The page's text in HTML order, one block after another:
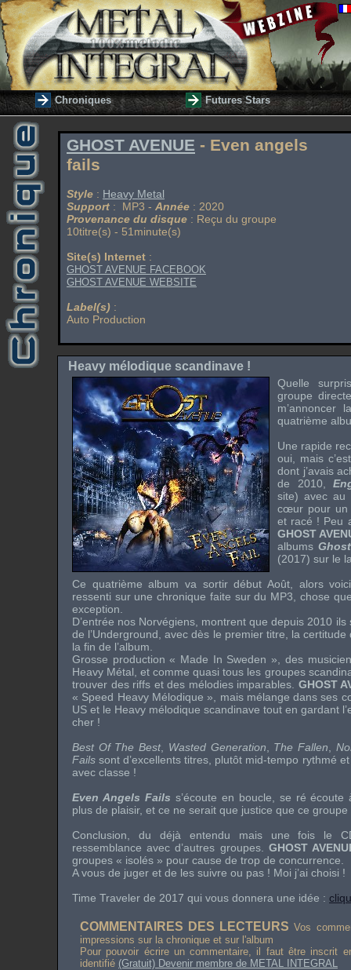
Chroniques Futures Stars
GHOST AVENUE - Even angels
fails
Style : Heavy Metal
Support : MP3 - Année : 2020
Provenance du disque : Reçu du groupe
10titre(s) - 51minute(s)
Site(s) Internet :
GHOST AVENUE FACEBOOK
GHOST AVENUE WEBSITE
Label(s) :
Auto Production
Heavy mélodique scandinave !
Quelle
groupe
m’annoncer
quatrième
Une rapide
oui, mais
dont j’avais
de 2010,
site) avec au
cœur pour un
et racé ! Peu
GHOST
albums
(2017) sur le
Ce quatrième album va sortir début Août, alors
ressenti sur une chronique faite sur du MP3, chose
exception.
D’entrée nos Norvégiens, montrent que depuis 2010
de l’Underground, avec dès le premier titre, la
la fin de l’album.
Grosse production « Made In Sweden », des
Heavy Métal, et comme quasi tous les groupes
trouver des riffs et des mélodies imparables. GHOST
« Speed Heavy Mélodique », mais mélange dans ses
US et le Heavy mélodique scandinave tout en gardant
cher !
Best Of The Best, Wasted Generation The Fallen
Fails sont d’excellents titres, plutôt mid-tempo rythmé
avec classe !
Even Angels Fails s’écoute en boucle, se ré
plus de plaisir, et ce ne serait que justice que ce
Conclusion, du déjà entendu mais une fois le
ressemblance avec d’autres groupes. GHOST
groupes « isolés » pour cause de trop de concurrence.
A vous de juger et de les suivre ou pas ! Moi j’ai choisi !
Time Traveler de 2017 qui vous donnera une idée :
COMMENTAIRES DES LECTEURS Vos
impressions sur la chronique et sur l'album
Pour pouvoir écrire un commentaire, il faut être inscrit
identifié (Gratuit) Devenir membre de METAL INTEGRAL